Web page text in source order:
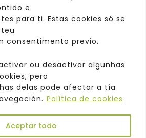
e
para ti. Estas cookies só se
consentimento previo.
ou desactivar algunhas
pero
delas pode afectar a tía
Política de cookies
Aceptar todo